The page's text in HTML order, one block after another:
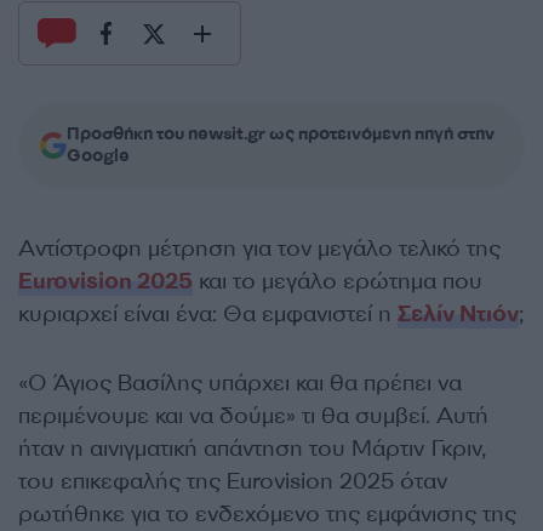
Προσθήκη του newsit.gr ως προτεινόμενη πηγή στην
Google
Αντίστροφη μέτρηση για τον μεγάλο τελικό της
Eurovision 2025 και το μεγάλο ερώτημα που
κυριαρχεί είναι ένα: Θα εμφανιστεί η Σελίν Ντιόν;
«Ο Άγιος Βασίλης υπάρχει και θα πρέπει να
περιμένουμε και να δούμε» τι θα συμβεί. Αυτή
ήταν η αινιγματική απάντηση του Μάρτιν Γκριν,
του επικεφαλής της Eurovision 2025 όταν
ρωτήθηκε για τo ενδεχόμενο της εμφάνισης της